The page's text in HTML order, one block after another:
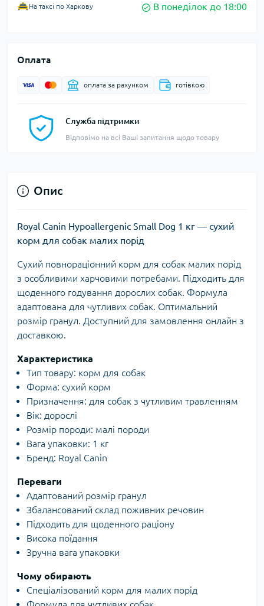
На таксі по Харкову В понеділок до 18:00
Оплата
оплата за рахунком готівкою
Служба підтримки
Відповімо на всі Ваші запитання щодо товару
Опис
Royal Canin Hypoallergenic Small Dog 1 кг — сухий
корм для собак малих порід
Сухий повнораціонний корм для собак малих порід
з особливими харчовими потребами. Підходить для
щоденного годування дорослих собак. Формула
адаптована для чутливих собак. Оптимальний
розмір гранул. Доступний для замовлення онлайн з
доставкою.
Характеристика
Тип товару: корм для собак
Форма: сухий корм
Призначення: для собак з чутливим травленням
Вік: дорослі
Розмір породи: малі породи
Вага упаковки: 1 кг
Бренд: Royal Canin
Переваги
Адаптований розмір гранул
Збалансований склад поживних речовин
Підходить для щоденного раціону
Висока поїдання
Зручна вага упаковки
Чому обирають
Спеціалізований корм для малих порід